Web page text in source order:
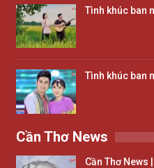
Tình khúc ban
Tình khúc ban
Cần Thơ News
Cần Thơ News